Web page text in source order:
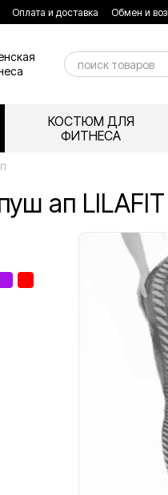
Оплата и доставка Обмен и
Покупка в кредит
КОСТЮМ ДЛЯ
ФИТНЕСА
ап LILAFIT